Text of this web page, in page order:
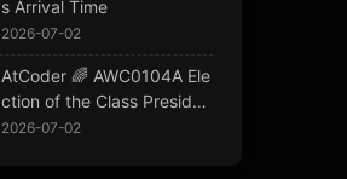
s Arrival Time
2026-07-02
AtCoder 🌈 AWC0104A Ele
ction of the Class Presiden
t2026-07-02